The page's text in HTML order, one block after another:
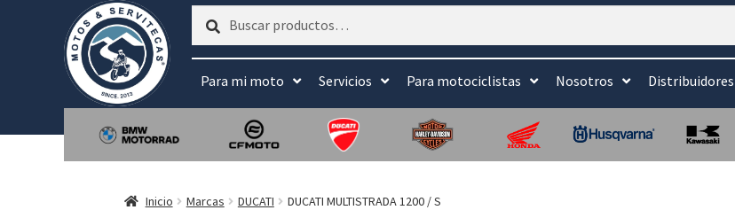
Buscar
Buscar
Para mi moto Servicios Para motociclistas Nosotros Distribuidores
Inicio Marcas DUCATI DUCATI MULTISTRADA 1200 / S